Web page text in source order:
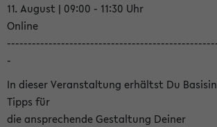
11. August | 09:00 - 11:30 Uhr
Online
-
In dieser Veranstaltung erhältst Du
Tipps für
die ansprechende Gestaltung Deiner